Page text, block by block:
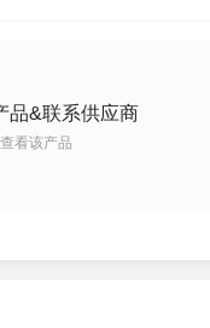
品&联系供应商
看该产品